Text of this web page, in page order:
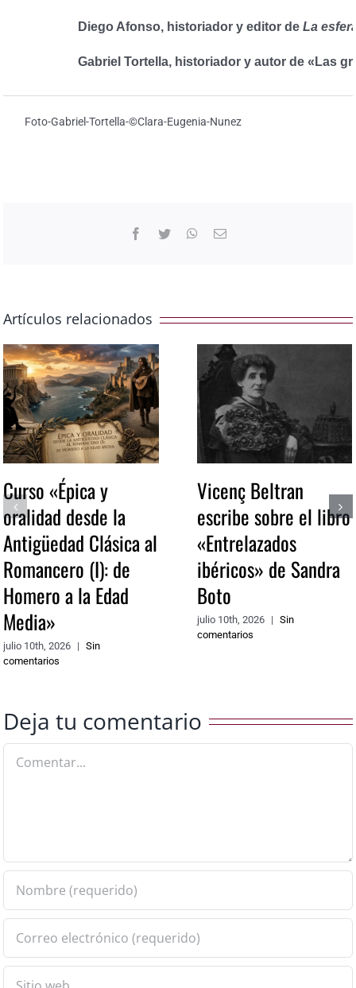
Diego Afonso, historiador y editor deLa
Gabriel Tortella, historiador y autor de «Las
Foto-Gabriel-Tortella-©Clara-Eugenia-Nunez
Facebook
Twitter WhatsApp
Correo
Artículos relacionados
Curso «Épica y
oralidad desde la
Antigüedad Clásica al
Romancero (I): de
Homero a la Edad
Media»
julio 10th, 2026 |
Sin
comentarios
Vicenç Beltran
escribe sobre el libro
«Entrelazados
ibéricos» de Sandra
Boto
julio 10th, 2026 | Sin
comentarios
Deja tu comentario